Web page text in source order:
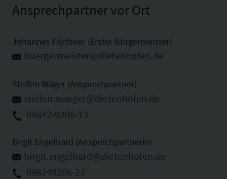
Ansprechpartner vor Ort
Johannes Förthner (Erster Bürgermeister)
buergermeister@dietenhofen.de
Steffen Wäger (Ansprechpartner)
steffen.waeger@dietenhofen.de
09842-9206-13
Birgit Engelhard (Ansprechpartnerin)
birgit.engelhard@dietenhofen.de
098249206-27